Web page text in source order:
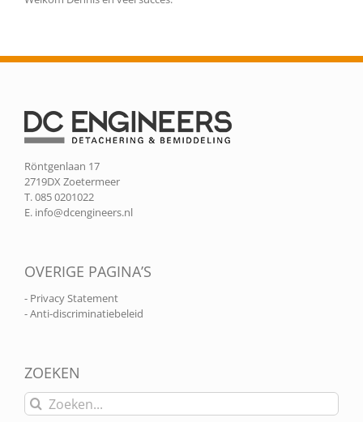
Röntgenlaan 17
2719DX Zoetermeer
T. 085 0201022
E. info@dcengineers.nl
OVERIGE PAGINA’S
- Privacy Statement
- Anti-discriminatiebeleid
ZOEKEN
Zoeken
naar: